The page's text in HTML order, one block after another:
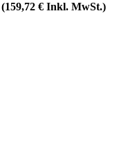
€ Inkl. MwSt.)